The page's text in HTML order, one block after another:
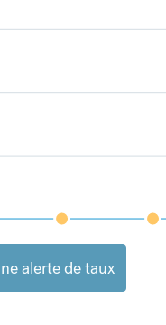
alerte de taux